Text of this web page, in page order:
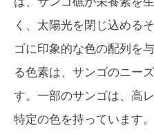
く、太陽光を閉じ込める
ゴに印象的な色の配列を
る色素は、サンゴのニー
す。一部のサンゴは、高
特定の色を持っています